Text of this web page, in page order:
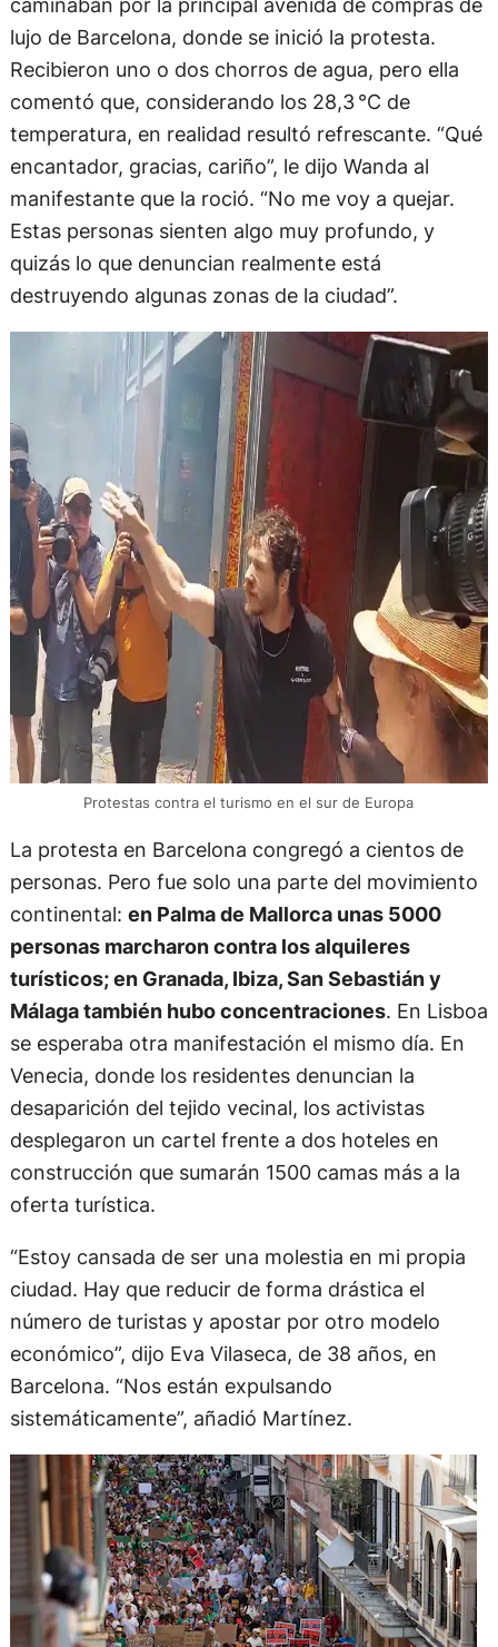
lujo de Barcelona, donde se inició la protesta.
Recibieron uno o dos chorros de agua, pero ella
comentó que, considerando los 28,3 °C de
temperatura, en realidad resultó refrescante. “Qué
encantador, gracias, cariño”, le dijo Wanda al
manifestante que la roció. “No me voy a quejar.
Estas personas sienten algo muy profundo, y
quizás lo que denuncian realmente está
destruyendo algunas zonas de la ciudad”.
Protestas contra el turismo en el sur de Europa
La protesta en Barcelona congregó a cientos de
personas. Pero fue solo una parte del movimiento
continental: en Palma de Mallorca unas 5000
personas marcharon contra los alquileres
turísticos; en Granada, Ibiza, San Sebastián y
Málaga también hubo concentraciones. En Lisboa
se esperaba otra manifestación el mismo día. En
Venecia, donde los residentes denuncian la
desaparición del tejido vecinal, los activistas
desplegaron un cartel frente a dos hoteles en
construcción que sumarán 1500 camas más a la
oferta turística.
“Estoy cansada de ser una molestia en mi propia
ciudad. Hay que reducir de forma drástica el
número de turistas y apostar por otro modelo
económico”, dijo Eva Vilaseca, de 38 años, en
Barcelona. “Nos están expulsando
sistemáticamente”, añadió Martínez.